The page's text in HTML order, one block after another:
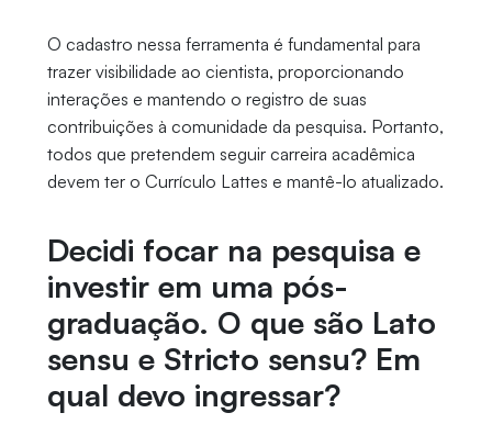
O cadastro nessa ferramenta é fundamental para
trazer visibilidade ao cientista, proporcionando
interações e mantendo o registro de suas
contribuições à comunidade da pesquisa. Portanto,
todos que pretendem seguir carreira acadêmica
devem ter o Currículo Lattes e mantê-lo atualizado.
Decidi focar na pesquisa e
investir em uma pós-
graduação. O que são Lato
sensu e Stricto sensu? Em
qual devo ingressar?